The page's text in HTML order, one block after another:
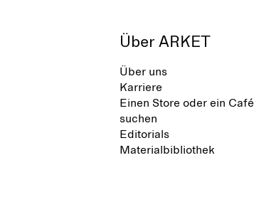
Über ARKET
Über uns
Karriere
Einen Store oder ein Café
suchen
Editorials
Materialbibliothek